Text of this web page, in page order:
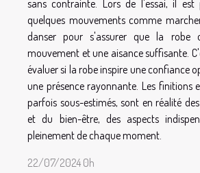
sans contrainte. Lors de l'essai, il est
quelques mouvements comme
danser pour s'assurer que la robe
mouvement et une aisance suffisante.
évaluer si la robe inspire une confiance
une présence rayonnante. Les finitions
parfois sous-estimés, sont en réalité
et du bien-être, des aspects
pleinement de chaque moment.
22/07/2024 0h